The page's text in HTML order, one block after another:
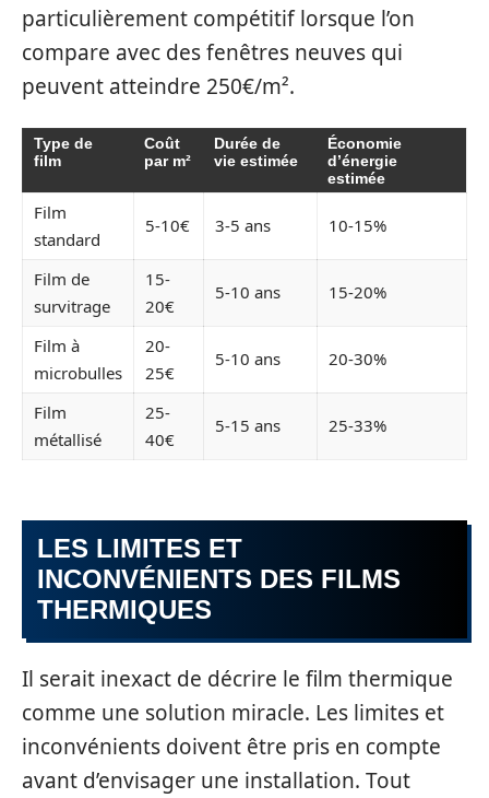
particulièrement compétitif lorsque l’on
compare avec des fenêtres neuves qui
peuvent atteindre 250€/m².
Type de
film
Coût
par m²
Durée de
vie estimée
Économie
d’énergie
estimée
Film
standard
5-10€ 3-5 ans 10-15%
Film de
survitrage
15-
20€
5-10 ans 15-20%
Film à
microbulles
20-
25€
5-10 ans 20-30%
Film
métallisé
25-
40€
5-15 ans 25-33%
LES LIMITES ET
INCONVÉNIENTS DES FILMS
THERMIQUES
Il serait inexact de décrire le film thermique
comme une solution miracle. Les limites et
inconvénients doivent être pris en compte
avant d’envisager une installation. Tout